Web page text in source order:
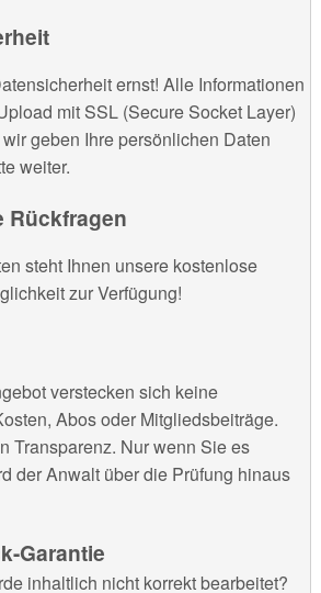
ernst! Alle Informationen
mit SSL (Secure Socket Layer)
geben Ihre persönlichen Daten
weiter.
Rückfragen
steht Ihnen unsere kostenlose
zur Verfügung!
verstecken sich keine
Abos oder Mitgliedsbeiträge.
Transparenz. Nur wenn Sie es
der Anwalt über die Prüfung hinaus
Garantie
inhaltlich nicht korrekt bearbeitet?